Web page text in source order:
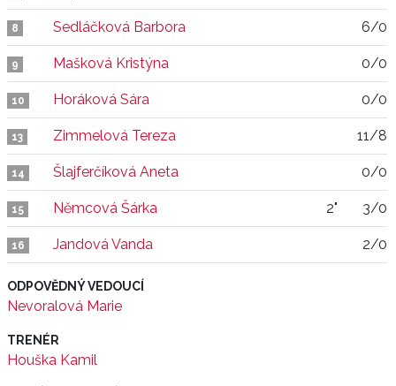
8 Sedláčková Barbora 6/0
9 Mašková Kristýna 0/0
10 Horáková Sára 0/0
13 Zimmelová Tereza 11/8
14 Šlajferčíková Aneta 0/0
15 Němcová Šárka 2" 3/0
16 Jandová Vanda 2/0
ODPOVĚDNÝ VEDOUCÍ
Nevoralová Marie
TRENÉR
Houška Kamil